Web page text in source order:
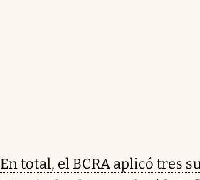
En total, el BCRA aplicó tres